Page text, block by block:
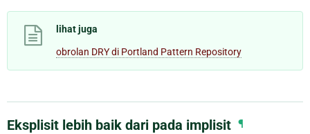
lihat juga
obrolan DRY di Portland Pattern Repository
Eksplisit lebih baik dari pada implisit ¶